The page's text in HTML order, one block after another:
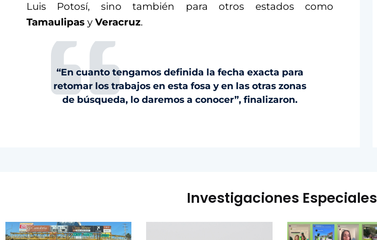
Luis Potosí, sino también para otros estados como
Tamaulipas y Veracruz.
“En cuanto tengamos definida la fecha exacta para
retomar los trabajos en esta fosa y en las otras zonas
de búsqueda, lo daremos a conocer”, finalizaron.
Investigaciones Especiales